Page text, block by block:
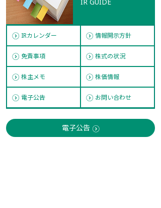
IRカレンダー 情報開示方針
免責事項 株式の状況
株主メモ 株価情報
電子公告 お問い合わせ
電子公告